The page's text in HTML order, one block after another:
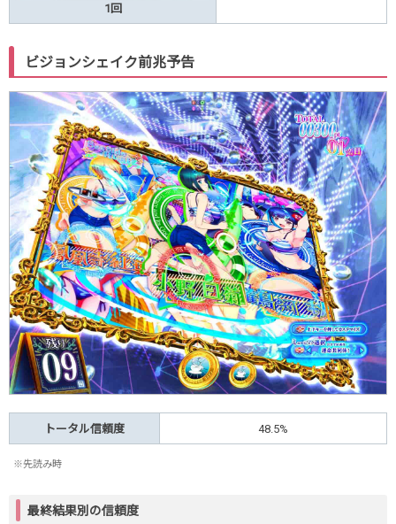
1回
ビジョンシェイク前兆予告
トータル信頼度 48.5%
※先読み時
最終結果別の信頼度